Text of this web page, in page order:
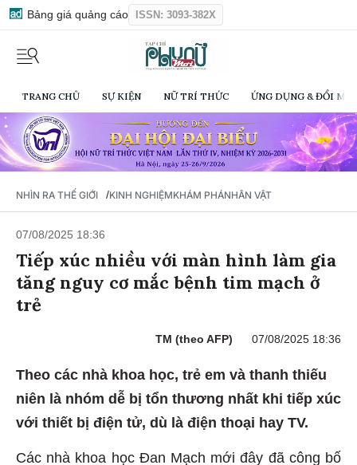
Bảng giá quảng cáo ISSN: 3093-382X
TRANG CHỦ SỰ KIỆN NỮ TRÍ THỨC ỨNG DỤNG & ĐỔI
NHÌN RA THẾ GIỚI /KINH NGHIỆMKHÁM PHÁNHÂN VẬT
07/08/2025 18:36
Tiếp xúc nhiều với màn hình làm gia
tăng nguy cơ mắc bệnh tim mạch ở
trẻ
TM (theo AFP) 07/08/2025 18:36
Theo các nhà khoa học, trẻ em và thanh thiếu
niên là nhóm dễ bị tổn thương nhất khi tiếp xúc
với thiết bị điện tử, dù là điện thoại hay TV.
Các nhà khoa học Đan Mạch mới đây đã công bố